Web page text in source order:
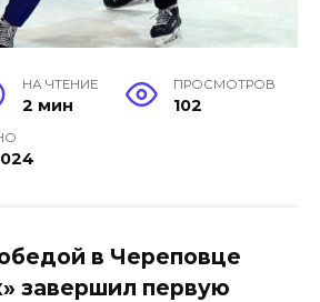
НА ЧТЕНИЕ
2 мин
ПРОСМОТРОВ
102
в Череповце
завершил первую